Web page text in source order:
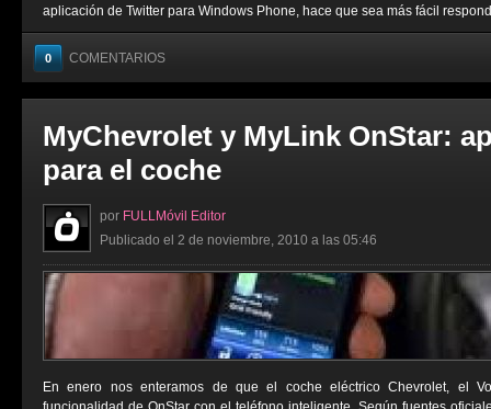
aplicación de Twitter para Windows Phone, hace que sea más fácil
0 COMENTARIOS
MyChevrolet y MyLink OnStar:
para el coche
por FULLMóvil Editor
Publicado el 2 de noviembre, 2010 a las 05:46
En enero nos enteramos de que el coche eléctrico Chevrolet, el